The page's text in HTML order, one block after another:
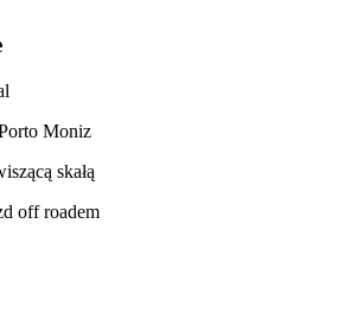
Moniz
skałą
off roadem